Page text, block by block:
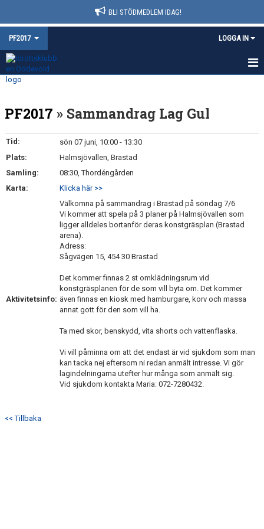
BLI STÖDMEDLEM IDAG!
PF2017 LOGGA IN
HEM
NYHETER
KALENDER
MATCHER
TRUPPEN
PF2017 » Sammandrag Lag Gul
Tid:
sön 07 juni, 10:00 - 13:30
Plats:
Halmsjövallen, Brastad
Samling:
08:30, Thordéngården
Karta:
Klicka här >>
Aktivitetsinfo:
Välkomna på sammandrag i Brastad på söndag 7/6
Vi kommer att spela på 3 planer på Halmsjövallen som
ligger alldeles bortanför deras konstgräsplan (Brastad
arena).
Adress:
Sågvägen 15, 454 30 Brastad
Det kommer finnas 2 st omklädningsrum vid
konstgräsplanen för de som vill byta om. Det kommer
även finnas en kiosk med hamburgare, korv och massa
annat gott för den som vill ha.
Ta med skor, benskydd, vita shorts och vattenflaska.
Vi vill påminna om att det endast är vid sjukdom som man
kan tacka nej eftersom ni redan anmält intresse. Vi gör
lagindelningarna utefter hur många som anmält sig.
Vid sjukdom kontakta Maria: 072-7280432.
<< Tillbaka